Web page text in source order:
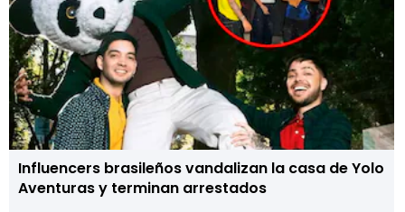
Influencers brasileños vandalizan la casa de Yolo
Aventuras y terminan arrestados